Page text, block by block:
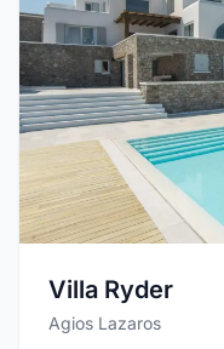
Villa Ryder
Agios Lazaros